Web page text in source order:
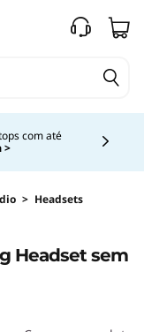
com até
>
> Headsets
Headset sem